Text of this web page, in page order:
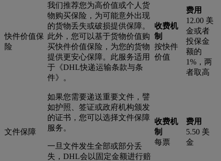
快件价值保
险
我们推荐您为高价值或个人货
物购买保险，为可能意外出现
的货物丢失或破损提供保障。
此外，您可以基于货物价值购
买快件价值保险，为您的货物
提供更安心保障。此服务适用
于《DHL快递运输条款与条
件》。
收费机
制
按快件
价值
费用
12.00 美
金或者
投保金
额的
1%，两
者取高
文件保障
如果您需要递送重要文件，譬
如护照、签证或政府机构颁发
的证书，您可以选择文件保障
服务。
一旦文件发生全部或部分丢
失，DHL会以固定金额进行赔
收费机
制
每票
费用
5.50 美
金